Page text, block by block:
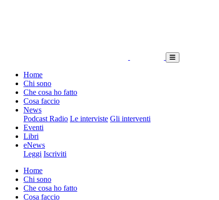
Home
Chi sono
Che cosa ho fatto
Cosa faccio
News
Podcast Radio Le interviste Gli interventi
Eventi
Libri
eNews
Leggi Iscriviti
Home
Chi sono
Che cosa ho fatto
Cosa faccio